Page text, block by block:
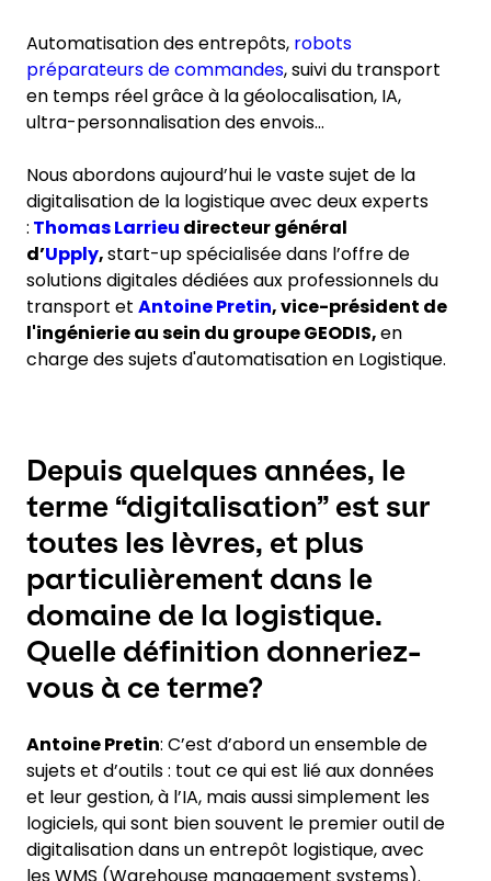
Automatisation des entrepôts, robots
préparateurs de commandes, suivi du transport
en temps réel grâce à la géolocalisation, IA,
ultra-personnalisation des envois…
Nous abordons aujourd’hui le vaste sujet de la
digitalisation de la logistique avec deux experts
: Thomas Larrieu directeur général
d’Upply,start-up spécialisée dans l’offre de
solutions digitales dédiées aux professionnels du
transport et Antoine Pretin, vice-président de
l'ingénierie au sein du groupe GEODIS,en
charge des sujets d'automatisation en Logistique.
Depuis quelques années, le
terme “digitalisation” est sur
toutes les lèvres, et plus
particulièrement dans le
domaine de la logistique.
Quelle définition donneriez-
vous à ce terme?
Antoine Pretin: C’est d’abord un ensemble de
sujets et d’outils : tout ce qui est lié aux données
et leur gestion, à l’IA, mais aussi simplement les
logiciels, qui sont bien souvent le premier outil de
digitalisation dans un entrepôt logistique, avec